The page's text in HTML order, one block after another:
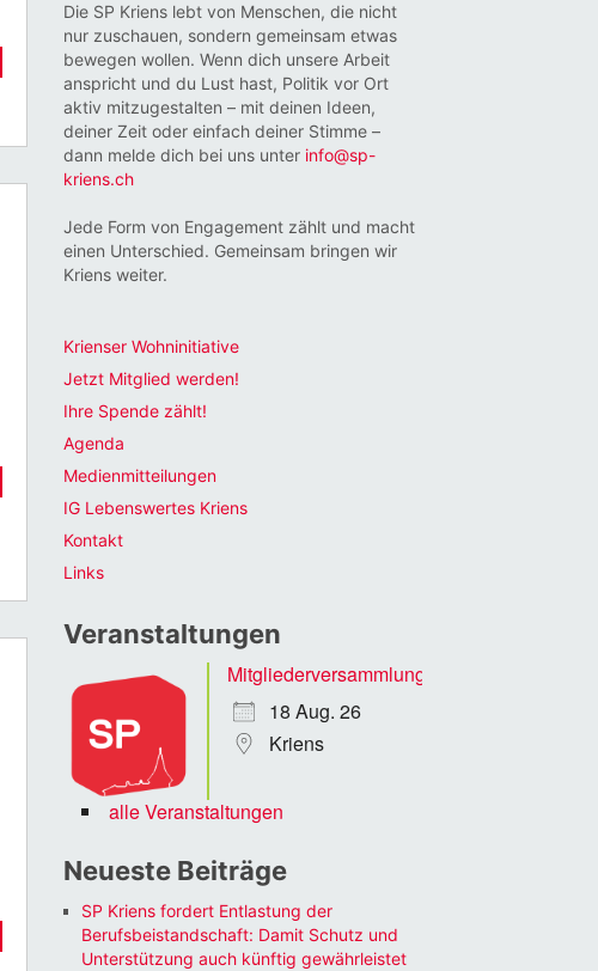
Die SP Kriens lebt von Menschen, die nicht
nur zuschauen, sondern gemeinsam etwas
bewegen wollen. Wenn dich unsere Arbeit
anspricht und du Lust hast, Politik vor Ort
aktiv mitzugestalten – mit deinen Ideen,
deiner Zeit oder einfach deiner Stimme –
dann melde dich bei uns unter info@sp-
kriens.ch
Jede Form von Engagement zählt und macht
einen Unterschied. Gemeinsam bringen wir
Kriens weiter.
Krienser Wohninitiative
Jetzt Mitglied werden!
Ihre Spende zählt!
Agenda
Medienmitteilungen
IG Lebenswertes Kriens
Kontakt
Links
Veranstaltungen
Mitgliederversammlung
18 Aug. 26
Kriens
alle Veranstaltungen
Neueste Beiträge
SP Kriens fordert Entlastung der
Berufsbeistandschaft: Damit Schutz und
Unterstützung auch künftig gewährleistet